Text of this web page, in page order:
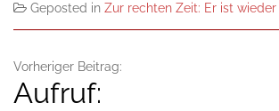
Geposted in Zur rechten Zeit: Er ist wieder
Vorheriger Beitrag:
Aufruf: